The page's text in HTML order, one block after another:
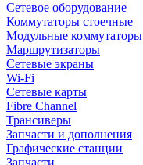
Сетевое оборудование
Коммутаторы стоечные
Модульные коммутаторы
Маршрутизаторы
Сетевые экраны
Wi-Fi
Сетевые карты
Fibre Channel
Трансиверы
Запчасти и дополнения
Графические станции
Запчасти